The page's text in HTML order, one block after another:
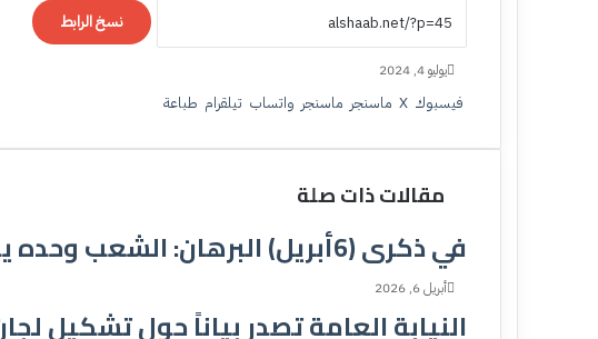
نسخ الرابط
يوليو 4, 2024
فيسبوك ‫X ماسنجر ماسنجر واتساب تيلقرام طباعة
مقالات ذات صلة
في ذكرى (6أبريل) البرهان: الشعب وحده يمتلك حق اختيار من يحكمه
أبريل 6, 2026
النيابة العامة تصدر بياناً حول تشكيل